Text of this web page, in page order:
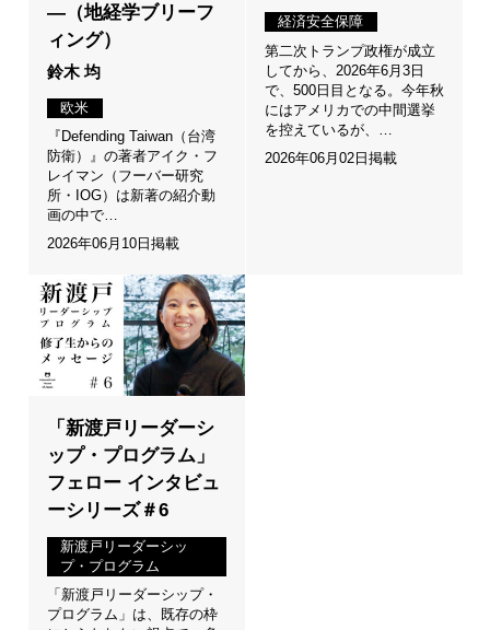
―（地経学ブリーフ
ィング）
鈴木 均
欧米
『Defending Taiwan（台湾
防衛）』の著者アイク・フ
レイマン（フーバー研究
所・IOG）は新著の紹介動
画の中で…
2026年06月10日掲載
経済安全保障
第二次トランプ政権が成立
してから、2026年6月3日
で、500日目となる。今年秋
にはアメリカでの中間選挙
を控えているが、…
2026年06月02日掲載
「新渡戸リーダーシ
ップ・プログラム」
フェロー インタビュ
ーシリーズ＃6
新渡戸リーダーシッ
プ・プログラム
「新渡戸リーダーシップ・
プログラム」は、既存の枠